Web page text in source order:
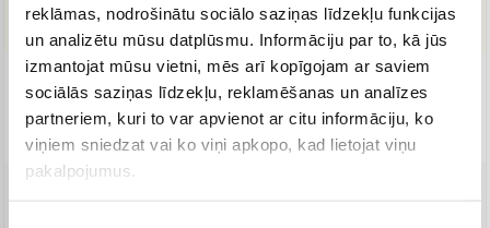
reklāmas, nodrošinātu sociālo saziņas līdzekļu funkcijas
un analizētu mūsu datplūsmu. Informāciju par to, kā jūs
izmantojat mūsu vietni, mēs arī kopīgojam ar saviem
sociālās saziņas līdzekļu, reklamēšanas un analīzes
partneriem, kuri to var apvienot ar citu informāciju, ko
viņiem sniedzat vai ko viņi apkopo, kad lietojat viņu
pakalpojumus.
IELIKT GROZĀ
Piegāde: 12-20 d.d.
Norēķinieties bez papildmaksas 6 mēn.